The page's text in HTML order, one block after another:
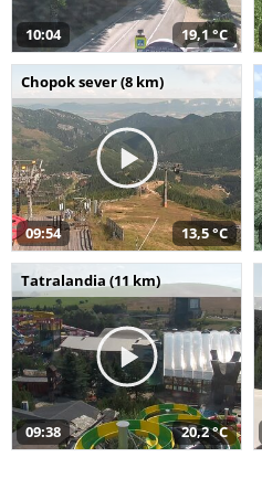
10:04 19,1 °C
Chopok sever (8 km)
09:54 13,5 °C
Tatralandia (11 km)
09:38 20,2 °C